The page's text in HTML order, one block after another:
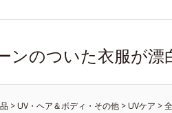
ンのついた衣服が
> UV・ヘア＆ボディ・その他 > UVケア >